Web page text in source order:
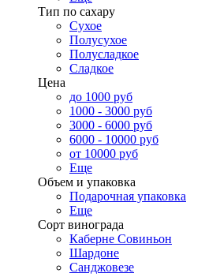
Тип по сахару
Сухое
Полусухое
Полусладкое
Сладкое
Цена
до 1000 руб
1000 - 3000 руб
3000 - 6000 руб
6000 - 10000 руб
от 10000 руб
Еще
Объем и упаковка
Подарочная упаковка
Еще
Сорт винограда
Каберне Совиньон
Шардоне
Санджовезе